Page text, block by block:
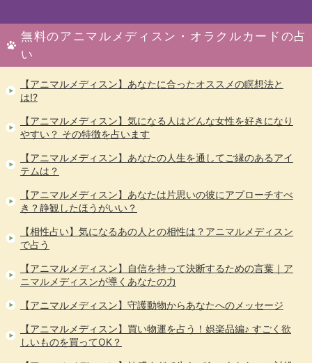
無料のアニマルメディスン・オラクルカードの占
い
【アニマルメディスン】あなたに合ったオススメの瞑想法と
は!?
【アニマルメディスン】気になる人はどんな女性を好きになり
やすい？ その特徴を占います
【アニマルメディスン】あなたの人生を通してご縁のあるアイ
テムは？
【アニマルメディスン】あなたは片思いの彼にアプローチすべ
き？静観したほうがいい？
【相性占い】気になるあの人との相性は？アニマルメディスン
で占う
【アニマルメディスン】自信を持って決断するための言葉｜ア
ニマルメディスンが導くあなたの力
【アニマルメディスン】守護動物からあなたへのメッセージ
【アニマルメディスン】買い物運を占う！娯楽品編♪ すごく欲
しいものを買ってOK？